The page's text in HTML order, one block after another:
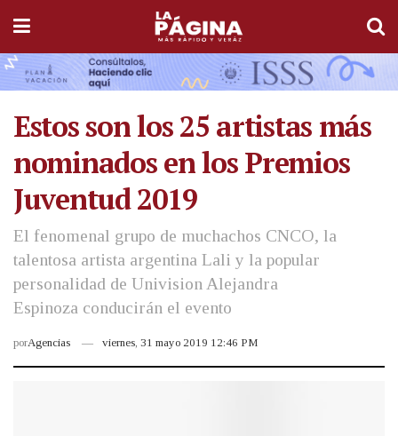
Estos son los 25 artistas más
nominados en los Premios
Juventud 2019
El fenomenal grupo de muchachos CNCO, la
talentosa artista argentina Lali y la popular
personalidad de Univision Alejandra
Espinoza conducirán el evento
porAgencias viernes, 31 mayo 2019 12:46 PM